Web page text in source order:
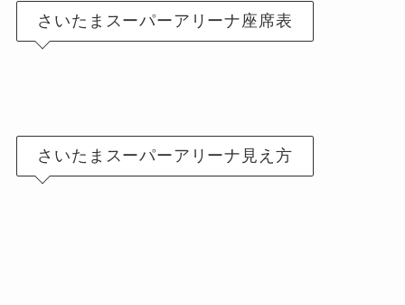
さいたまスーパーアリーナ座席表
さいたまスーパーアリーナ見え方